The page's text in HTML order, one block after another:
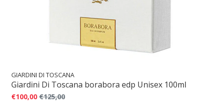
GIARDINI DI TOSCANA
Giardini Di Toscana borabora edp Unisex 100ml
€100,00 €125,00